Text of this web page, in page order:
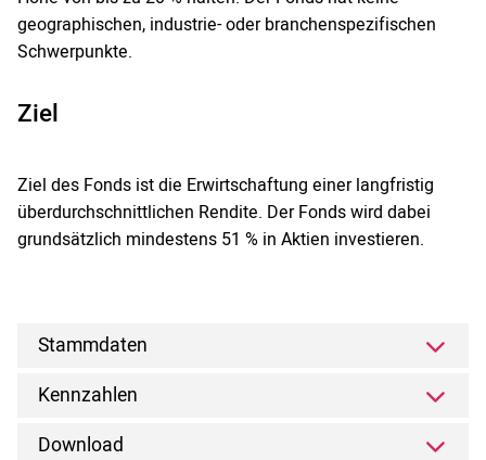
geographischen, industrie- oder branchenspezifischen
Schwerpunkte.
Ziel
Ziel des Fonds ist die Erwirtschaftung einer langfristig
überdurchschnittlichen Rendite. Der Fonds wird dabei
grundsätzlich mindestens 51 % in Aktien investieren.
Stammdaten
Kennzahlen
Download